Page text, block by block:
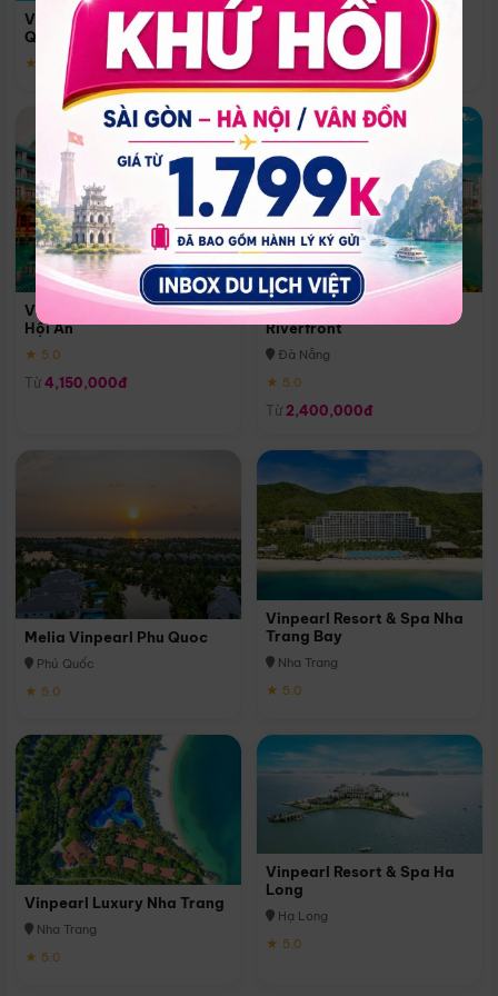
Vinpearl Resort & Spa Phu
Quoc
★ 5.0
Quoc
Phú Quốc
★ 5.0
Vinpearl Resort & Golf Nam
Hội An
★ 5.0
Từ 4,150,000đ
Melia Vinpearl Danang
Riverfront
Đà Nẵng
★ 5.0
Từ 2,400,000đ
Melia Vinpearl Phu Quoc
Phú Quốc
★ 5.0
Vinpearl Resort & Spa Nha
Trang Bay
Nha Trang
★ 5.0
Vinpearl Luxury Nha Trang
Nha Trang
★ 5.0
Vinpearl Resort & Spa Ha
Long
Hạ Long
★ 5.0